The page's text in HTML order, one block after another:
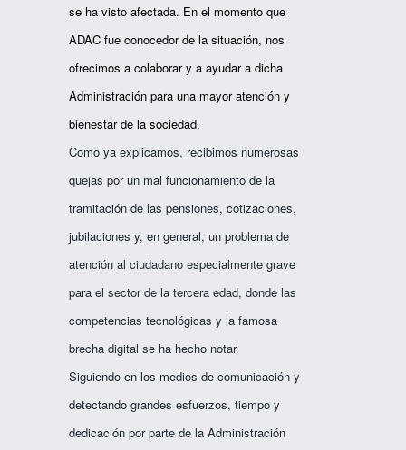
se ha visto afectada. En el momento que
ADAC fue conocedor de la situación, nos
ofrecimos a colaborar y a ayudar a dicha
Administración para una mayor atención y
bienestar de la sociedad.
Como ya explicamos, recibimos numerosas
quejas por un mal funcionamiento de la
tramitación de las pensiones, cotizaciones,
jubilaciones y, en general, un problema de
atención al ciudadano especialmente grave
para el sector de la tercera edad, donde las
competencias tecnológicas y la famosa
brecha digital se ha hecho notar.
Siguiendo en los medios de comunicación y
detectando grandes esfuerzos, tiempo y
dedicación por parte de la Administración